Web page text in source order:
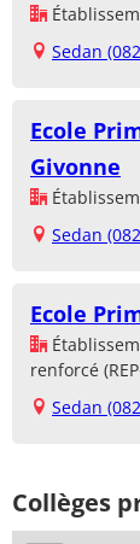
Sedan
Ecole
Givonne
Sedan
Ecole
renforcé
Sedan
Collèges